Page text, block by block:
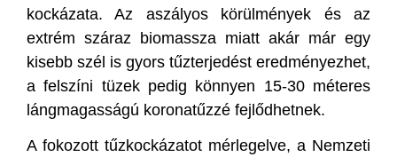
kockázata. Az aszályos körülmények és az
extrém száraz biomassza miatt akár már egy
kisebb szél is gyors tűzterjedést eredményezhet,
a felszíni tüzek pedig könnyen 15-30 méteres
lángmagasságú koronatűzzé fejlődhetnek.
A fokozott tűzkockázatot mérlegelve, a Nemzeti